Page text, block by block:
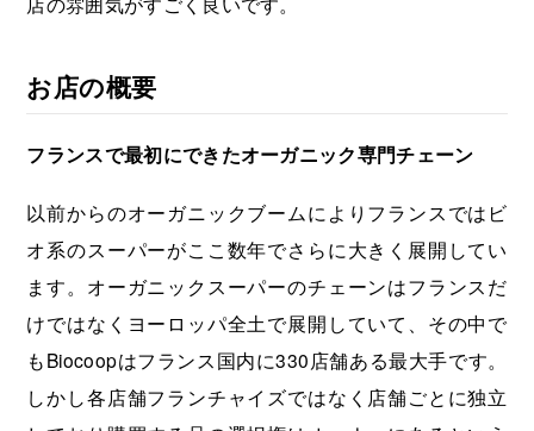
お店の概要
フランスで最初にできたオーガニック専門チェーン
以前からのオーガニックブームによりフランスではビ
オ系のスーパーがここ数年でさらに大きく展開してい
ます。オーガニックスーパーのチェーンはフランスだ
けではなくヨーロッパ全土で展開していて、その中で
もBiocoopはフランス国内に330店舗ある最大手です。
しかし各店舗フランチャイズではなく店舗ごとに独立